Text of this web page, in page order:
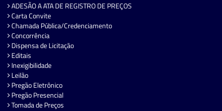
ADESÃO A ATA DE REGISTRO DE PREÇOS
Carta Convite
Chamada Pública/Credenciamento
Concorrência
Dispensa de Licitação
Editais
Inexigibilidade
Leilão
Pregão Eletrônico
Pregão Presencial
Tomada de Preços